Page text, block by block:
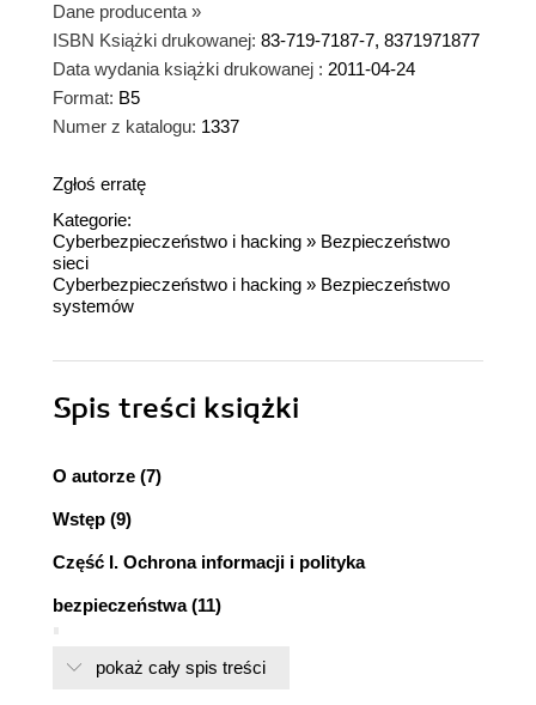
Dane producenta »
ISBN Książki drukowanej: 83-719-7187-7, 8371971877
Data wydania książki drukowanej : 2011-04-24
Format: B5
Numer z katalogu: 1337
Zgłoś erratę
Kategorie:
Cyberbezpieczeństwo i hacking » Bezpieczeństwo
sieci
Cyberbezpieczeństwo i hacking » Bezpieczeństwo
systemów
Spis treści książki
O autorze (7)
Wstęp (9)
Część I. Ochrona informacji i polityka
bezpieczeństwa (11)
Co to jest informacja (14)
pokaż cały spis treści